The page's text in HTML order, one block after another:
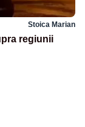
Stoica Marian
regiunii